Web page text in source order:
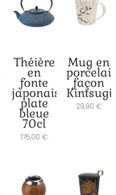
Théière
en
fonte
japonaise
plate
bleue
70cl
175,00 €
Mug en
façon
Kintsugi
29,90 €